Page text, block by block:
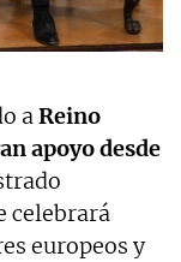
aReino
apoyo desde
celebrará
europeos y